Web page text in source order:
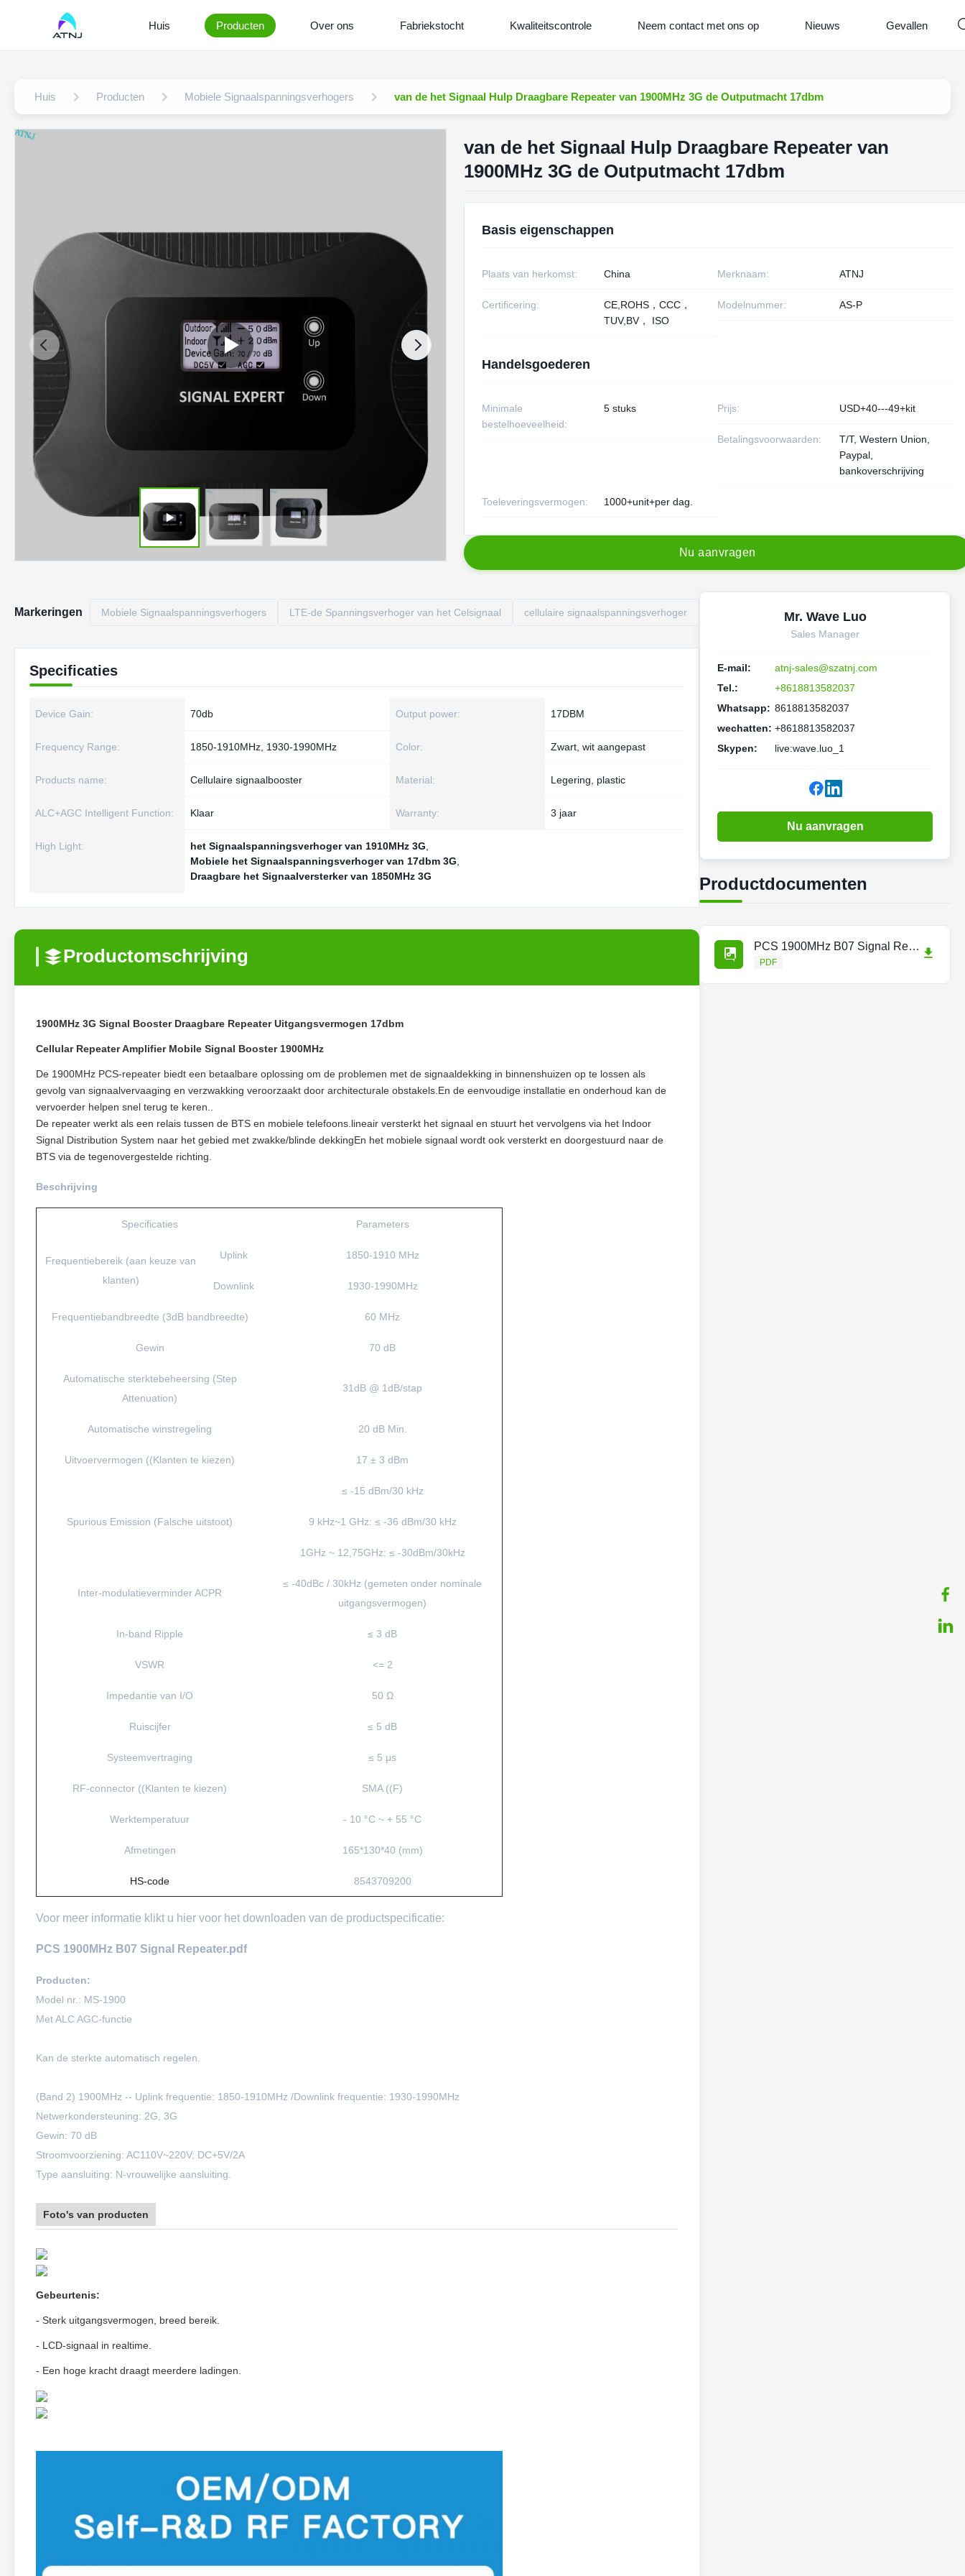
Huis Producten Over ons Fabriekstocht Kwaliteitscontrole Neem contact met ons op Nieuws Gevallen
Huis Producten Mobiele Signaalspanningsverhogers van de het Signaal Hulp Draagbare Repeater van 1900MHz 3G de Outputmacht 17dbm
van de het Signaal Hulp Draagbare Repeater van
1900MHz 3G de Outputmacht 17dbm
Basis eigenschappen
Plaats van herkomst: China Merknaam: ATNJ
Certificering:
CE,ROHS，CCC，
TUV,BV， ISO
Modelnummer: AS-P
Handelsgoederen
Minimale
bestelhoeveelheid:
5 stuks Prijs: USD+40---49+kit
Betalingsvoorwaarden:
T/T, Western Union,
Paypal,
bankoverschrijving
Toeleveringsvermogen: 1000+unit+per dag.
N u aanvragen
Markeringen Mobiele Signaalspanningsverhogers LTE-de Spanningsverhoger van het Celsignaal cellulaire signaalspanningsverhoger
Specificaties
Device Gain: 70db Output power: 17DBM
Frequency Range: 1850-1910MHz, 1930-1990MHz Color: Zwart, wit aangepast
Products name: Cellulaire signaalbooster Material: Legering, plastic
ALC+AGC Intelligent Function: Klaar Warranty: 3 jaar
High Light: het Signaalspanningsverhoger van 1910MHz 3G
Mobiele het Signaalspanningsverhoger van 17dbm 3G
Draagbare het Signaalversterker van 1850MHz 3G
Productomschrijving
1900MHz 3G Signal Booster Draagbare Repeater Uitgangsvermogen 17dbm
Cellular Repeater Amplifier Mobile Signal Booster 1900MHz
De 1900MHz PCS-repeater biedt een betaalbare oplossing om de problemen met de signaaldekking in binnenshuizen op te lossen als
gevolg van signaalvervaaging en verzwakking veroorzaakt door architecturale obstakels.En de eenvoudige installatie en onderhoud kan de
vervoerder helpen snel terug te keren..
De repeater werkt als een relais tussen de BTS en mobiele telefoons.lineair versterkt het signaal en stuurt het vervolgens via het Indoor
Signal Distribution System naar het gebied met zwakke/blinde dekkingEn het mobiele signaal wordt ook versterkt en doorgestuurd naar de
BTS via de tegenovergestelde richting.
Beschrijving
Specificaties Parameters
Frequentiebereik (aan keuze van
klanten)
Uplink 1850-1910 MHz
Downlink 1930-1990MHz
Frequentiebandbreedte (3dB bandbreedte) 60 MHz
Gewin 70 dB
Automatische sterktebeheersing (Step
Attenuation)
31dB @ 1dB/stap
Automatische winstregeling 20 dB Min.
Uitvoervermogen ((Klanten te kiezen) 17 ± 3 dBm
Spurious Emission (Falsche uitstoot)
≤ -15 dBm/30 kHz
9 kHz~1 GHz: ≤ -36 dBm/30 kHz
1GHz ~ 12,75GHz: ≤ -30dBm/30kHz
Inter-modulatieverminder ACPR
≤ -40dBc / 30kHz (gemeten onder nominale
uitgangsvermogen)
In-band Ripple ≤ 3 dB
VSWR <= 2
Impedantie van I/O 50 Ω
Ruiscijfer ≤ 5 dB
Systeemvertraging ≤ 5 μs
RF-connector ((Klanten te kiezen) SMA ((F)
Werktemperatuur - 10 °C ~ + 55 °C
Afmetingen 165*130*40 (mm)
HS-code 8543709200
Voor meer informatie klikt u hier voor het downloaden van de productspecificatie:
PCS 1900MHz B07 Signal Repeater.pdf
Producten:
Model nr.: MS-1900
Met ALC AGC-functie
Kan de sterkte automatisch regelen.
(Band 2) 1900MHz -- Uplink frequentie: 1850-1910MHz /Downlink frequentie: 1930-1990MHz
Netwerkondersteuning: 2G, 3G
Gewin: 70 dB
Stroomvoorziening: AC110V~220V; DC+5V/2A
Type aansluiting: N-vrouwelijke aansluiting.
Foto's van producten
Gebeurtenis:
- Sterk uitgangsvermogen, breed bereik.
- LCD-signaal in realtime.
- Een hoge kracht draagt meerdere ladingen.
Mr. Wave Luo
Sales Manager
E-mail:
atnj-sales@szatnj.com
Tel.:
+8618813582037
Whatsapp: 8618813582037
wechatten: +8618813582037
Skypen:
live:wave.luo_1
Nu aanvragen
Productdocumenten
PCS 1900MHz B07 Signal Repeater.pdf
PDF